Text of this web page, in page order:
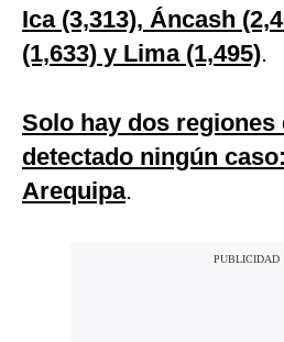
Ica (3,313), Áncash
(1,633) y Lima (1,495).
Solo hay dos regiones
detectado ningún
Arequipa.